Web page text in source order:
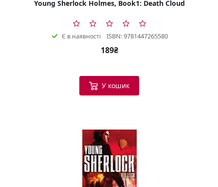
Young Sherlock Holmes, Book1: Death Cloud
Є в наявності ISBN: 9781447265580
189₴
У кошик